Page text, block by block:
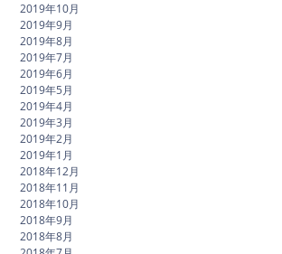
2019年10月
2019年9月
2019年8月
2019年7月
2019年6月
2019年5月
2019年4月
2019年3月
2019年2月
2019年1月
2018年12月
2018年11月
2018年10月
2018年9月
2018年8月